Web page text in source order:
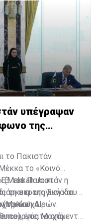
φτάσουν στην
υπέγραψαν
της
το Πακιστάν
το «Κοινό
(Makkah Joint
τη στρατηγική και
τριών χωρών.
του Πακιστάν η
της Συνόδου
(Makkah Al-
έπειτα από
του
Μοχάμεντ